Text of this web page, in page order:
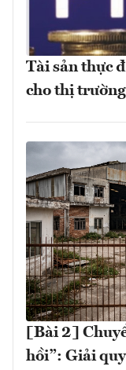
Tài sản thực
cho thị
[Bài 2]
hồi”: Giải